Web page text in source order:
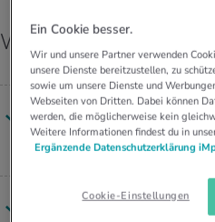
Weitere Touren in
Sa­fi­en­tal – Tur­ra­hus:
ner Wap­pen­tie­re
Buf­fa­lo­ra – Juf­plaun:
Ein Cookie besser.
Wir und unsere Partner verwenden
unsere Dienste bereitzustellen, zu
sowie um unsere Dienste und
Webseiten von Dritten. Dabei können
werden, die möglicherweise kein
Weitere Informationen findest du in
Ergänzende Datenschutzerklärung
Cookie-Einstellungen